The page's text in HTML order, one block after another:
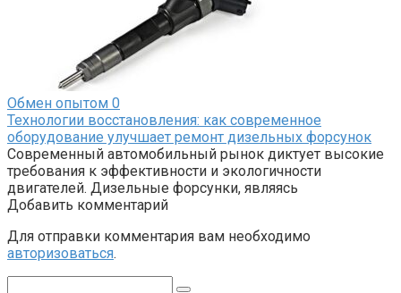
Обмен опытом 0
Технологии восстановления: как современное
оборудование улучшает ремонт дизельных форсунок
Современный автомобильный рынок диктует высокие
требования к эффективности и экологичности
двигателей. Дизельные форсунки, являясь
Добавить комментарий
Для отправки комментария вам необходимо
авторизоваться.